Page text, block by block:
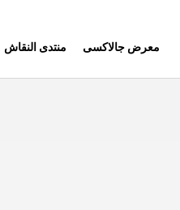
منتدى النقاش معرض جالاكسى